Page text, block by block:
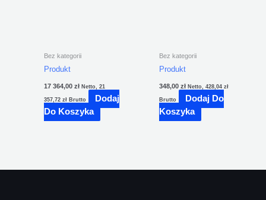
Bez kategorii
Produkt
17 364,00 zł Netto, 21
357,72 złBrutto
Dodaj
Do Koszyka
Bez kategorii
Produkt
348,00zł Netto,428,04zł
Brutto
Dodaj Do
Koszyka